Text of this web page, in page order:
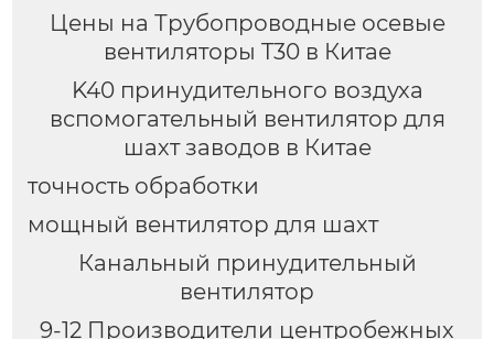
Цены на Трубопроводные осевые
вентиляторы T30 в Китае
K40 принудительного воздуха
вспомогательный вентилятор для
шахт заводов в Китае
точность обработки
мощный вентилятор для шахт
Канальный принудительный
вентилятор
9-12 Производители центробежных